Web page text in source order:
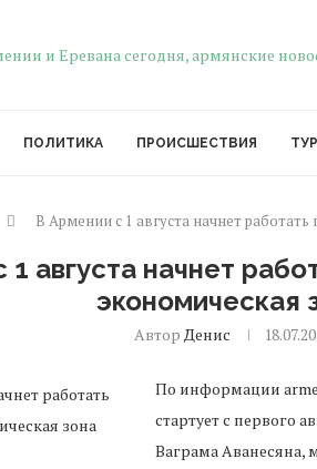
ПОЛИТИКА ПРОИСШЕСТВИЯ
В Армении с 1 августа начнет
августа начнет
экономическая
Автор Денис
По информации
стартует с первого
Ваграма Аванесяна,